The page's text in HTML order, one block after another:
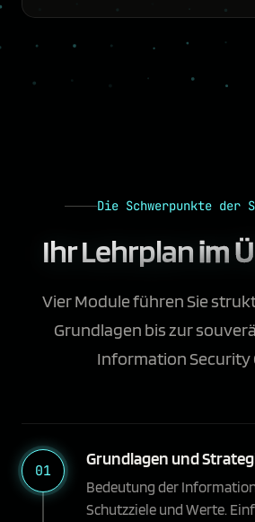
Die Schwerpunkte der
Ihr Lehrplanim
Vier Module führen Sie
Grundlagen bis zur
Information Security
01
Grundlagen und
Bedeutung der
Schutzziele und Werte.